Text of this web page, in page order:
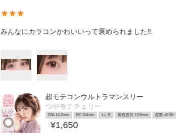
★★★
みんなにカラコンかわいいって褒められました‼️
超モテコンウルトラマンスリー
つやモテチェリー
DIA 14.2mm BC 8.6mm 1ヶ月 着色直径 13.6mm 度数
¥1,650